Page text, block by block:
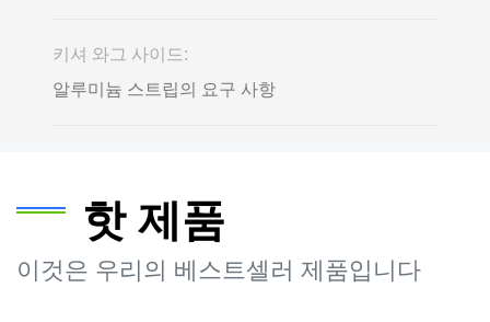
키셔 와그 사이드:
알루미늄 스트립의 요구 사항
핫 제품
이것은 우리의 베스트셀러 제품입니다